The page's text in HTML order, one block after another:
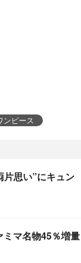
ンピース
片思い”にキュン
マ名物45％増量